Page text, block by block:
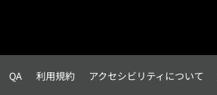
QA 利用規約 アクセシビリティについて